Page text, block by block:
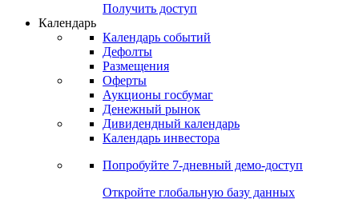
Получить доступ
Календарь
Календарь событий
Дефолты
Размещения
Оферты
Аукционы госбумаг
Денежный рынок
Дивидендный календарь
Календарь инвестора
Попробуйте 7-дневный демо-доступ
Откройте глобальную базу данных